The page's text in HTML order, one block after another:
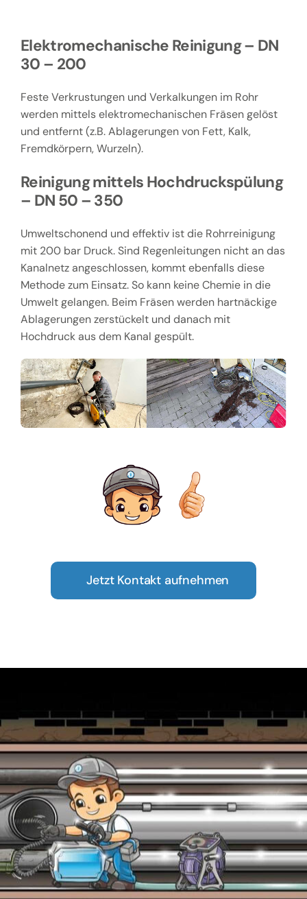
Elektromechanische Reinigung – DN
30 – 200
Feste Verkrustungen und Verkalkungen im Rohr
werden mittels elektromechanischen Fräsen gelöst
und entfernt (z.B. Ablagerungen von Fett, Kalk,
Fremdkörpern, Wurzeln).
Reinigung mittels Hochdruckspülung
– DN 50 – 350
Umweltschonend und effektiv ist die Rohrreinigung
mit 200 bar Druck. Sind Regenleitungen nicht an das
Kanalnetz angeschlossen, kommt ebenfalls diese
Methode zum Einsatz. So kann keine Chemie in die
Umwelt gelangen. Beim Fräsen werden hartnäckige
Ablagerungen zerstückelt und danach mit
Hochdruck aus dem Kanal gespült.
Jetzt Kontakt aufnehmen